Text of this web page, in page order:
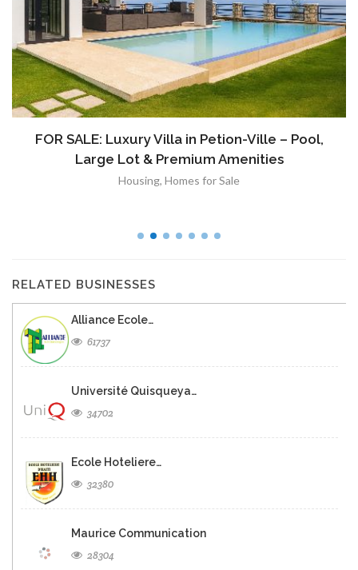
FOR SALE: Luxury Villa in Petion-Ville – Pool,
Large Lot & Premium Amenities
Housing, Homes for Sale
RELATED BUSINESSES
Alliance Ecole…
61737
Université Quisqueya…
34702
Ecole Hoteliere…
32380
Maurice Communication
28304